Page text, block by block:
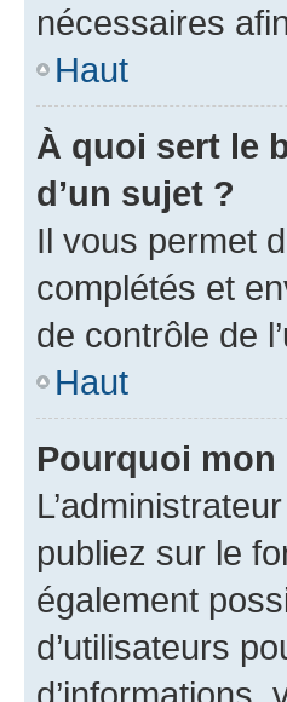
nécessaires
Haut
À quoi sert le
d’un sujet ?
Il vous permet
complétés et
de contrôle de
Haut
Pourquoi mon
publiez sur le
également
d’utilisateurs
d’informations,